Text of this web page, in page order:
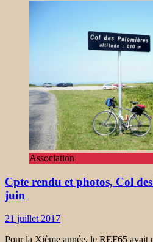
Association
Cpte rendu et photos, Col
juin
21 juillet 2017
Pour la Xième année, le REF65 avait